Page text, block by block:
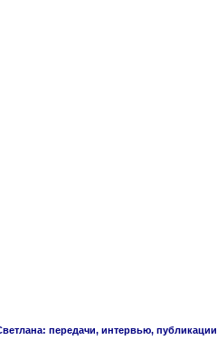
передачи, интервью, публикации